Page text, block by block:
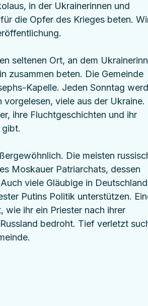
in der Ukrainerinnen und
die Opfer des Krieges beten.
seltenen Ort, an dem
zusammen beten. Die Gemeinde
Kapelle. Jeden Sonntag
viele aus der Ukraine.
ihre Fluchtgeschichten und ihr
gibt.
Die meisten
Moskauer Patriarchats, dessen
viele Gläubige in Deutschland
Putins Politik unterstützen.
wie ihr ein Priester nach ihrer
bedroht. Tief verletzt